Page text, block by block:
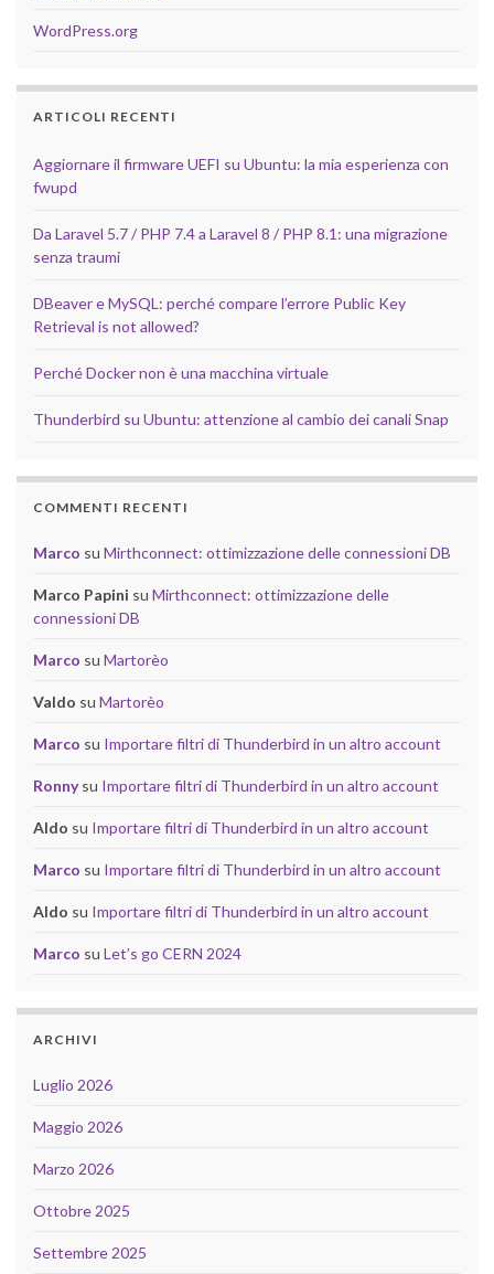
WordPress.org
ARTICOLI RECENTI
Aggiornare il firmware UEFI su Ubuntu: la mia esperienza con
fwupd
Da Laravel 5.7 / PHP 7.4 a Laravel 8 / PHP 8.1: una migrazione
senza traumi
DBeaver e MySQL: perché compare l’errore Public Key
Retrieval is not allowed?
Perché Docker non è una macchina virtuale
Thunderbird su Ubuntu: attenzione al cambio dei canali Snap
COMMENTI RECENTI
Marco su Mirthconnect: ottimizzazione delle connessioni DB
Marco Papini su Mirthconnect: ottimizzazione delle
connessioni DB
Marco su Martorèo
Valdo su Martorèo
Marco su Importare filtri di Thunderbird in un altro account
Ronnysu Importare filtri di Thunderbird in un altro account
Aldo su Importare filtri di Thunderbird in un altro account
Marco su Importare filtri di Thunderbird in un altro account
Aldo su Importare filtri di Thunderbird in un altro account
Marco su Let’s go CERN 2024
ARCHIVI
Luglio 2026
Maggio 2026
Marzo 2026
Ottobre 2025
Settembre 2025